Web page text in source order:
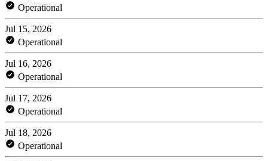
Operational
Jul 15, 2026
Operational
Jul 16, 2026
Operational
Jul 17, 2026
Operational
Jul 18, 2026
Operational